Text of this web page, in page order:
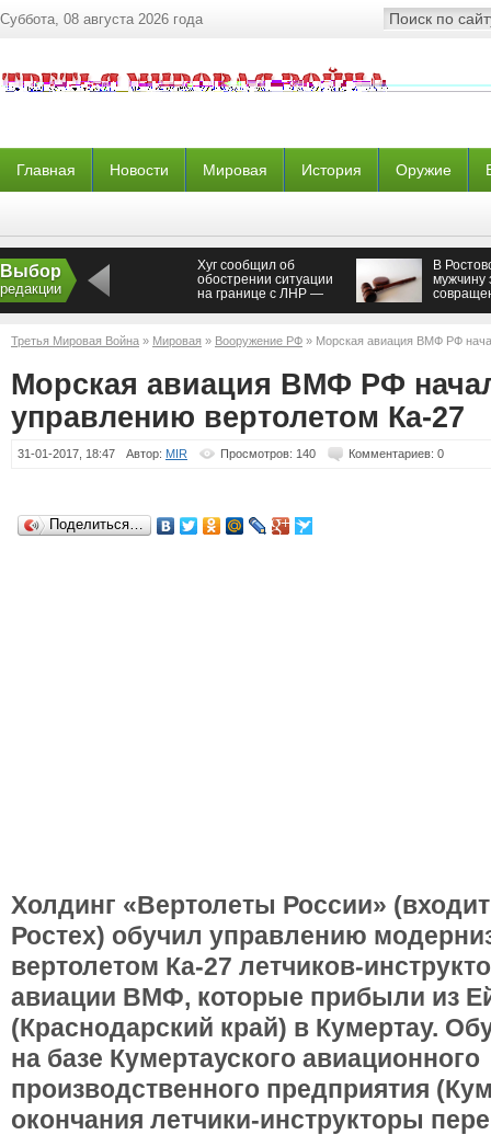
Суббота, 08 августа 2026 года
Главная Новости Мировая История Оружие
Выбор
редакции
Хуг сообщил об
обострении ситуации
на границе с ЛНР —
В
мужчину
Третья Мировая Война » Мировая » Вооружение РФ » Морская авиация ВМФ РФ
вертолетом Ка-27
Морская авиация ВМФ РФ
управлению вертолетом Ка-27
31-01-2017, 18:47 Автор: MIR Просмотров: 140 Комментариев: 0
Поделиться…
Холдинг «Вертолеты России»
Ростех) обучил управлению
вертолетом Ка-27 летчиков-
авиации ВМФ, которые прибыли из
(Краснодарский край) в Кумертау.
на базе Кумертауского авиационного
производственного предприятия
окончания летчики-инструкторы